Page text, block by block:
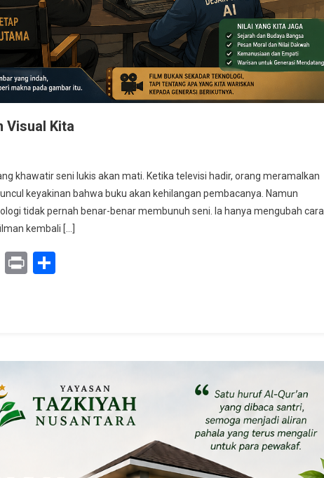
Visual Kita
khawatir seni lukis akan mati. Ketika televisi hadir, orang meramalkan
keyakinan bahwa buku akan kehilangan pembacanya. Namun
tidak pernah benar-benar membunuh seni. Ia hanya mengubah cara
kembali […]
Email
Print